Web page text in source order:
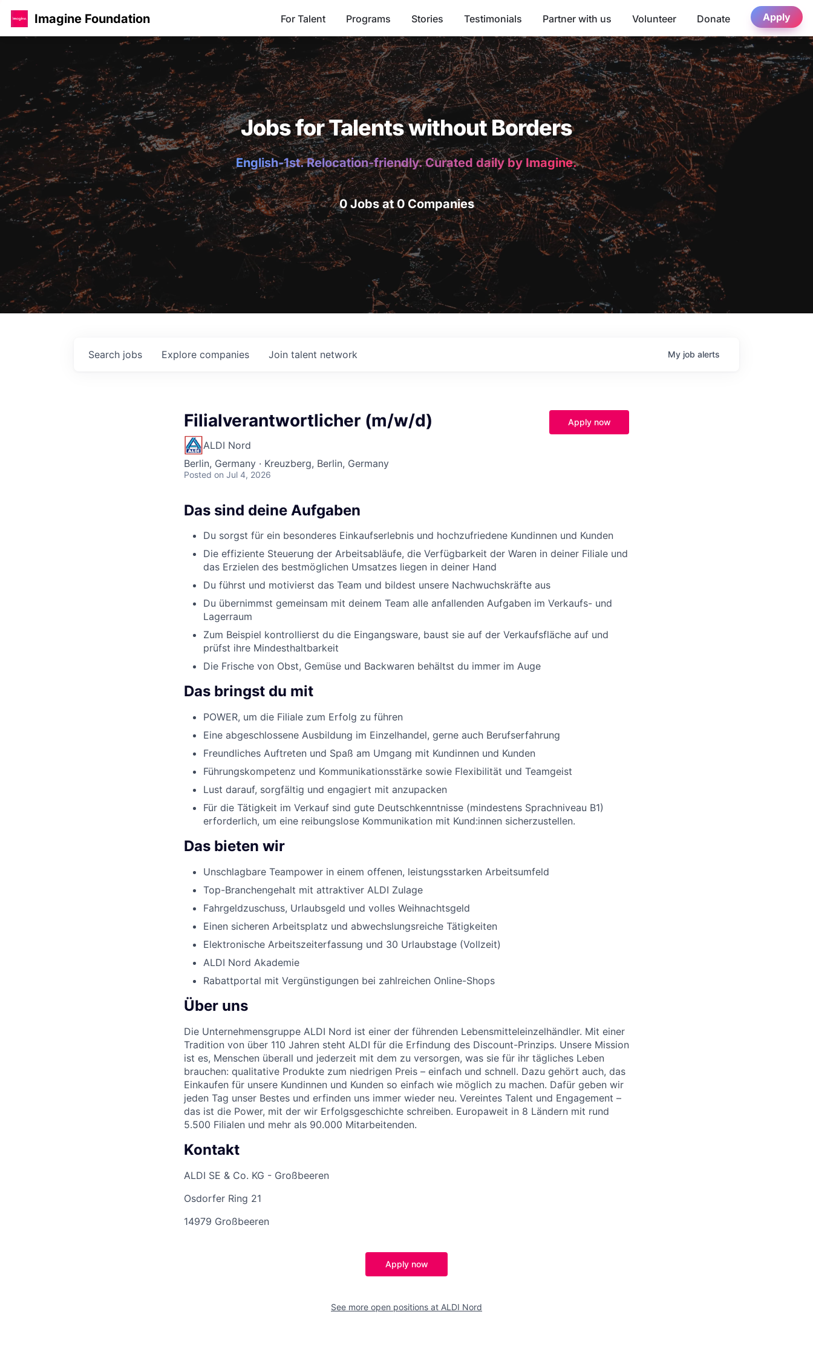
Imagine Foundation For Talent Programs Stories Testimonials Partner with us Volunteer Donate Apply
Jobs for Talents without Borders
English-1st. Relocation-friendly. Curated daily by Imagine.
0 Jobs at 0 Companies
Search jobs Explore companies Join talent network My job alerts
Filialverantwortlicher (m/w/d)
ALDI Nord
Berlin, Germany · Kreuzberg, Berlin, Germany
Posted on Jul 4, 2026
Apply now
Das sind deine Aufgaben
Du sorgst für ein besonderes Einkaufserlebnis und hochzufriedene Kundinnen und Kunden
Die effiziente Steuerung der Arbeitsabläufe, die Verfügbarkeit der Waren in deiner Filiale und
das Erzielen des bestmöglichen Umsatzes liegen in deiner Hand
Du führst und motivierst das Team und bildest unsere Nachwuchskräfte aus
Du übernimmst gemeinsam mit deinem Team alle anfallenden Aufgaben im Verkaufs- und
Lagerraum
Zum Beispiel kontrollierst du die Eingangsware, baust sie auf der Verkaufsfläche auf und
prüfst ihre Mindesthaltbarkeit
Die Frische von Obst, Gemüse und Backwaren behältst du immer im Auge
Das bringst du mit
POWER, um die Filiale zum Erfolg zu führen
Eine abgeschlossene Ausbildung im Einzelhandel, gerne auch Berufserfahrung
Freundliches Auftreten und Spaß am Umgang mit Kundinnen und Kunden
Führungskompetenz und Kommunikationsstärke sowie Flexibilität und Teamgeist
Lust darauf, sorgfältig und engagiert mit anzupacken
Für die Tätigkeit im Verkauf sind gute Deutschkenntnisse (mindestens Sprachniveau B1)
erforderlich, um eine reibungslose Kommunikation mit Kund:innen sicherzustellen.
Das bieten wir
Unschlagbare Teampower in einem offenen, leistungsstarken Arbeitsumfeld
Top-Branchengehalt mit attraktiver ALDI Zulage
Fahrgeldzuschuss, Urlaubsgeld und volles Weihnachtsgeld
Einen sicheren Arbeitsplatz und abwechslungsreiche Tätigkeiten
Elektronische Arbeitszeiterfassung und 30 Urlaubstage (Vollzeit)
ALDI Nord Akademie
Rabattportal mit Vergünstigungen bei zahlreichen Online-Shops
Über uns
Die Unternehmensgruppe ALDI Nord ist einer der führenden Lebensmitteleinzelhändler. Mit einer
Tradition von über 110 Jahren steht ALDI für die Erfindung des Discount-Prinzips. Unsere Mission
ist es, Menschen überall und jederzeit mit dem zu versorgen, was sie für ihr tägliches Leben
brauchen: qualitative Produkte zum niedrigen Preis – einfach und schnell. Dazu gehört auch, das
Einkaufen für unsere Kundinnen und Kunden so einfach wie möglich zu machen. Dafür geben wir
jeden Tag unser Bestes und erfinden uns immer wieder neu. Vereintes Talent und Engagement –
das ist die Power, mit der wir Erfolgsgeschichte schreiben. Europaweit in 8 Ländern mit rund
5.500 Filialen und mehr als 90.000 Mitarbeitenden.
Kontakt
ALDI SE & Co. KG - Großbeeren
Osdorfer Ring 21
14979 Großbeeren
Apply now
See more open positions at ALDI Nord